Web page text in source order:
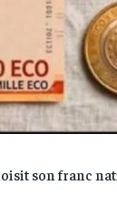
son franc